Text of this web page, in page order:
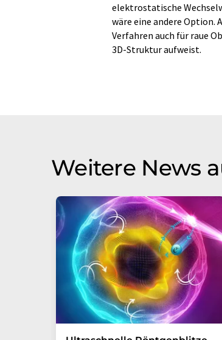
elektrostatische
wäre eine andere Option.
Verfahren auch für raue
3D-Struktur aufweist.
Weitere News